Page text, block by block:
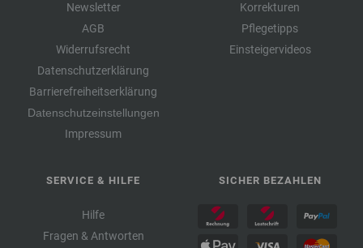
Newsletter
AGB
Widerrufsrecht
Datenschutzerklärung
Barrierefreiheitserklärung
Datenschutzeinstellungen
Impressum
Korrekturen
Pflegetipps
Einsteigervideos
SERVICE & HILFE
Hilfe
Fragen & Antworten
SICHER BEZAHLEN